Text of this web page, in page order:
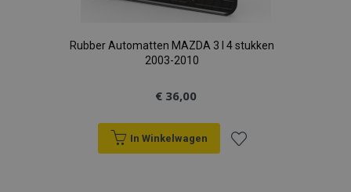
Rubber Automatten MAZDA 3 I 4 stukken
2003-2010
€ 36,00
In Winkelwagen